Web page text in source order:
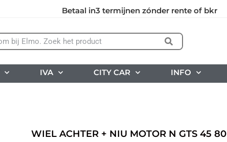
Betaal in3 termijnen zónder rente of bkr
IVA CITY CAR INFO
WIEL ACHTER + NIU MOTOR N GTS 45 80